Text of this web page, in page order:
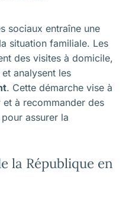
sociaux entraîne une
situation familiale. Les
des visites à domicile,
analysent les
. Cette démarche vise à
et à recommander des
assurer la
la République en